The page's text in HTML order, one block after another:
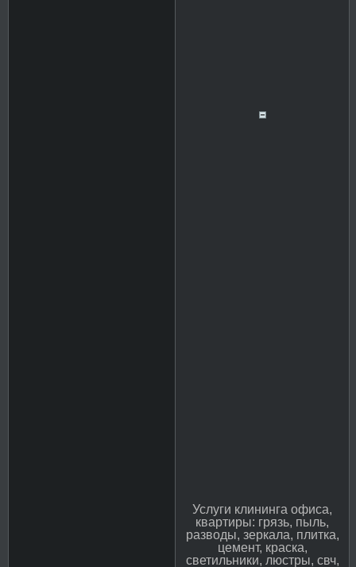
Услуги клининга офиса,
квартиры: грязь, пыль,
разводы, зеркала, плитка,
цемент, краска,
светильники, люстры, свч,